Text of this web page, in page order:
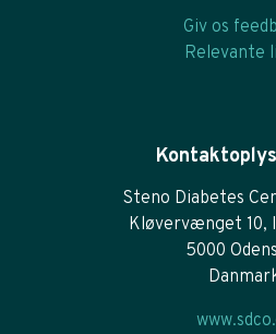
Giv os
Relevante
Steno Diabetes
Kløvervænget 10,
5000